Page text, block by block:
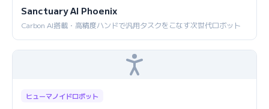
Sanctuary AI Phoenix
Carbon AI搭載・高精度ハンドで汎用タスクをこなす次世代ロボット
ヒューマノイドロボット